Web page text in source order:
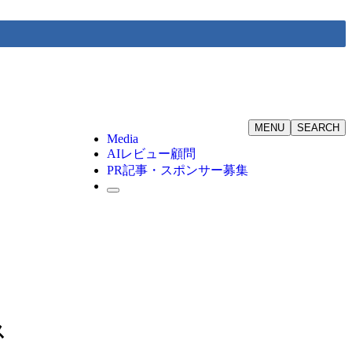
Media
AIレビュー顧問
PR記事・スポンサー募集
SEARCH
MENU